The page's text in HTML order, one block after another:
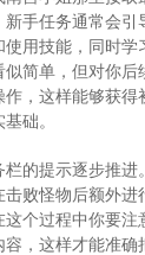
手任务通常会引
用技能，同时学
简单，但对你后
，这样能够获得
础。
的提示逐步推进
败怪物后额外进
个过程中你要注
，这样才能准确